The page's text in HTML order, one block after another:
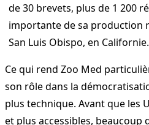
de 30 brevets, plus de 1 200
importante de sa production
San Luis Obispo, en Californie.
Ce qui rend Zoo Med
son rôle dans la
plus technique. Avant que les
et plus accessibles, beaucoup